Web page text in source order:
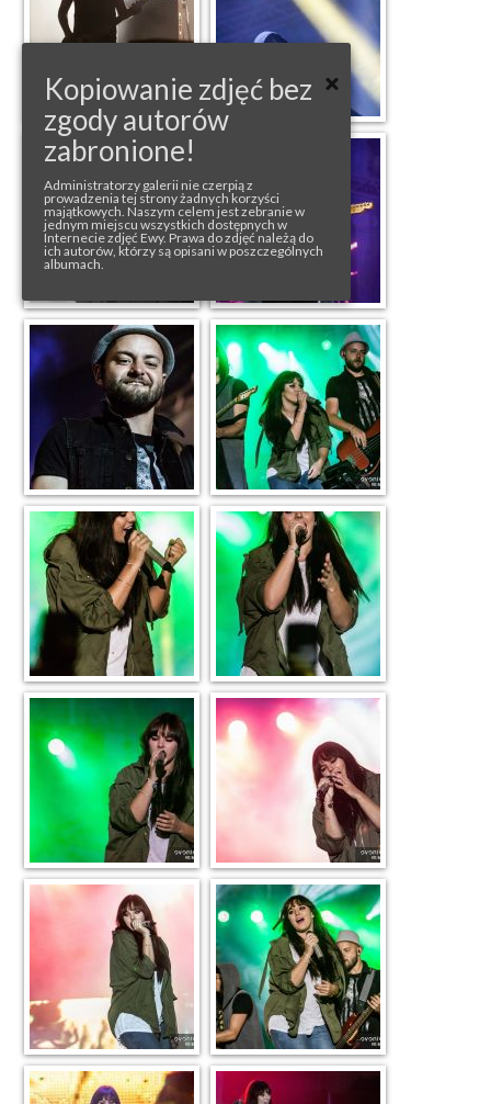
Kopiowanie zdjęć bez
zgody autorów
zabronione!
Administratorzy galerii nie czerpią z
prowadzenia tej strony żadnych korzyści
majątkowych. Naszym celem jest zebranie w
jednym miejscu wszystkich dostępnych w
Internecie zdjęć Ewy. Prawa do zdjęć należą do
ich autorów, którzy są opisani w poszczególnych
albumach.